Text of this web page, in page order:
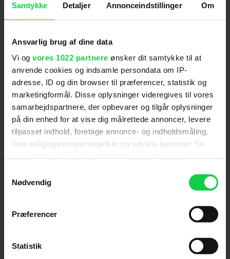
Samtykke Detaljer Annonceindstillinger Om
Ansvarlig brug af dine data
Vi og vores 1022 partnere ønsker dit samtykke til at
anvende cookies og indsamle persondata om IP-
adresse, ID og din browser til præferencer, statistik og
marketingformål. Disse oplysninger videregives til vores
samarbejdspartnere, der opbevarer og tilgår oplysninger
på din enhed for at vise dig målrettede annoncer, levere
tilpasset indhold, foretage annonce- og indholdsmåling,
lave målgruppeundersøgelser og udvikle tjenester. Se
tilbage eller ændre indstillinger fra vores
"Cookiedeklaration", eller ved at trykke på "Privacy
Indsamle præcise oplysninger om din placering,
Nødvendig
Præferencer
Statistik
kapitulerer fuldstændig"